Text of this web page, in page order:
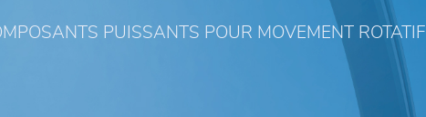
PUISSANTS POUR MOVEMENT ROTATIF